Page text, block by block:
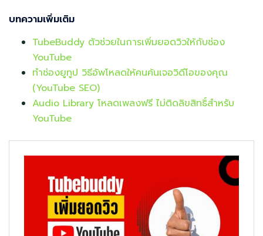
บทความเพิ่มเติม
TubeBuddy ตัวช่วยในการเพิ่มยอดวิวให้กับช่อง
YouTube
ทําช่องยูทูป วิธีอัพโหลดให้คนค้นเจอวิดีโอของคุณ
(YouTube SEO)
Audio Library โหลดเพลงฟรี ไม่ติดลิขสิทธิ์สำหรับ
YouTube